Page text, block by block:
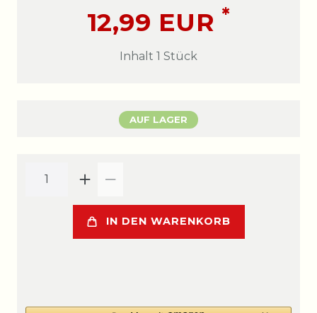
12,99 EUR *
Inhalt 1 Stück
AUF LAGER
IN DEN WARENKORB